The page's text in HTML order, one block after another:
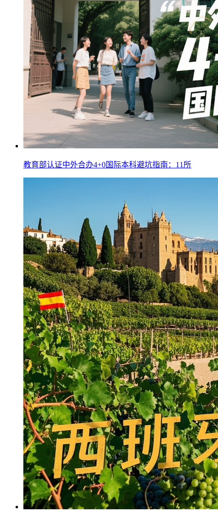
教育部认证中外合办4+0国际本科避坑指南：11所